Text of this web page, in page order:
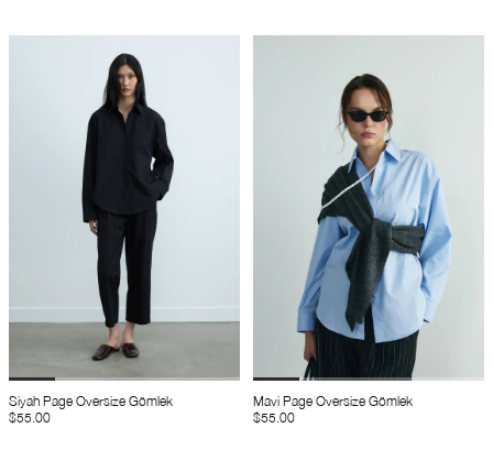
Siyah Page Oversize Gömlek
$55.00
Mavi Page Oversize Gömlek
$55.00